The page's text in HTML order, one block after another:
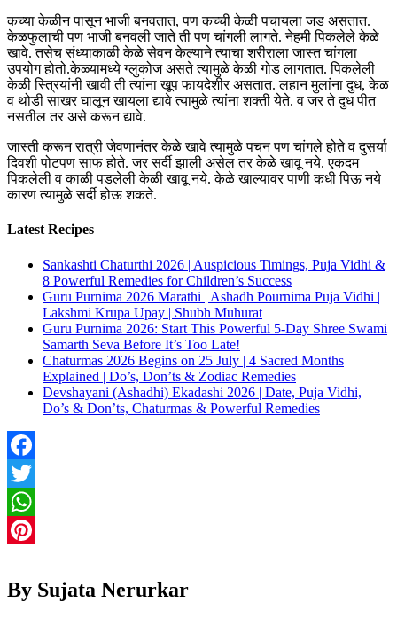
कच्या केळीन पासून भाजी बनवतात, पण कच्ची केळी पचायला जड असतात.
केळफुलाची पण भाजी बनवली जाते ती पण चांगली लागते. नेहमी पिकलेले केळे
खावे. तसेच संध्याकाळी केळे सेवन केल्याने त्याचा शरीराला जास्त चांगला
उपयोग होतो.केळ्यामध्ये ग्लुकोज असते त्यामुळे केळी गोड लागतात. पिकलेली
केळी स्त्रियांनी खावी ती त्यांना खूप फायदेशीर असतात. लहान मुलांना दुध, केळ
व थोडी साखर घालून खायला द्यावे त्यामुळे त्यांना शक्ती येते. व जर ते दुध पीत
नसतील तर असे करून द्यावे.
जास्ती करून रात्री जेवणानंतर केळे खावे त्यामुळे पचन पण चांगले होते व दुसर्या
दिवशी पोटपण साफ होते. जर सर्दी झाली असेल तर केळे खावू नये. एकदम
पिकलेली व काळी पडलेली केळी खावू नये. केळे खाल्यावर पाणी कधी पिऊ नये
कारण त्यामुळे सर्दी होऊ शकते.
Latest Recipes
Sankashti Chaturthi 2026 | Auspicious Timings, Puja Vidhi &
8 Powerful Remedies for Children’s Success
Guru Purnima 2026 Marathi | Ashadh Pournima Puja Vidhi |
Lakshmi Krupa Upay | Shubh Muhurat
Guru Purnima 2026: Start This Powerful 5-Day Shree Swami
Samarth Seva Before It’s Too Late!
Chaturmas 2026 Begins on 25 July | 4 Sacred Months
Explained | Do’s, Don’ts & Zodiac Remedies
Devshayani (Ashadhi) Ekadashi 2026 | Date, Puja Vidhi,
Do’s & Don’ts, Chaturmas & Powerful Remedies
Facebook
Twitter
WhatsApp
By Sujata Nerurkar